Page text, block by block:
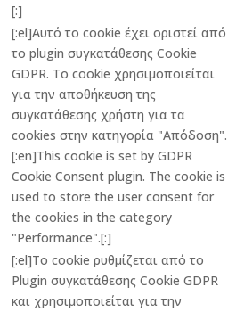
[:]
[:el]Αυτό το cookie έχει οριστεί από
το plugin συγκατάθεσης Cookie
GDPR. Το cookie χρησιμοποιείται
για την αποθήκευση της
συγκατάθεσης χρήστη για τα
cookies στην κατηγορία "Απόδοση".
[:en]This cookie is set by GDPR
Cookie Consent plugin. The cookie is
used to store the user consent for
the cookies in the category
"Performance".[:]
[:el]Το cookie ρυθμίζεται από το
Plugin συγκατάθεσης Cookie GDPR
και χρησιμοποιείται για την